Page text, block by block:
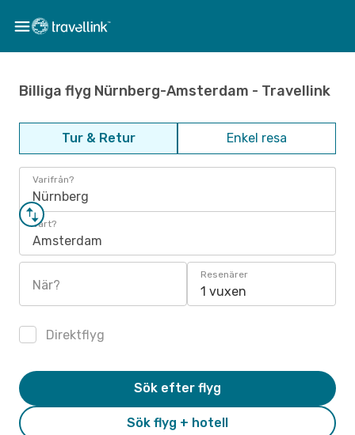
Billiga flyg Nürnberg-Amsterdam - Travellink
Tur & Retur Enkel resa
Varifrån?
Nürnberg
Vart?
Amsterdam
När?
Resenärer
1 vuxen
Direktflyg
Sök flyg + hotell
Sök efter flyg